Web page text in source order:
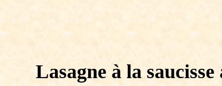
Lasagne à la